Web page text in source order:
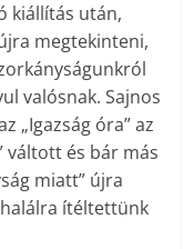
kiállítás után,
megtekinteni,
valósnak. Sajnos
„Igazság óra” az
váltott és bár más
miatt” újra
ítéltettünk